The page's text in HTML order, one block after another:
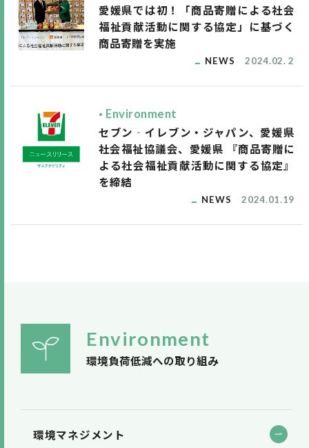
愛媛県では初！「商品寄贈による社会
福祉貢献活動に関する協定」に基づく
商品寄贈を実施
NEWS 2024.02. 2
Environment
セブン‐イレブン・ジャパン、愛媛県
社会福祉協議会、愛媛県 『商品寄贈に
よる社会福祉貢献活動に関する協定』
を締結
NEWS 2024.01.19
Environment
環境負荷低減への取り組み
環境マネジメント